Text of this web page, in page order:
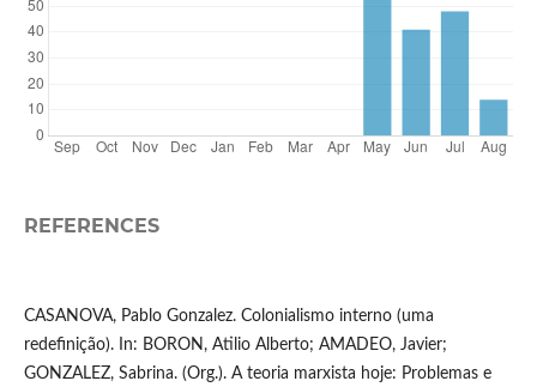
REFERENCES
CASANOVA, Pablo Gonzalez. Colonialismo interno (uma
redefinição). In: BORON, Atilio Alberto; AMADEO, Javier;
GONZALEZ, Sabrina. (Org.). A teoria marxista hoje: Problemas e